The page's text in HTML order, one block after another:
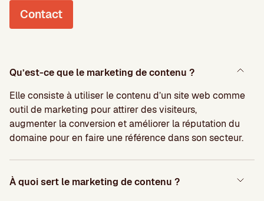
Contact
Qu’est-ce que le marketing de contenu ?
Elle consiste à utiliser le contenu d’un site web comme
outil de marketing pour attirer des visiteurs,
augmenter la conversion et améliorer la réputation du
domaine pour en faire une référence dans son secteur.
À quoi sert le marketing de contenu ?